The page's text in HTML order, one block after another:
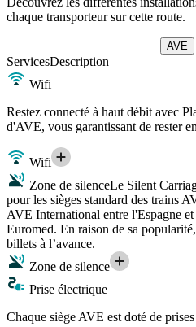
chaque transporteur sur cette route.
AVE
ServicesDescription
Wifi
Restez connecté à haut débit avec
d'AVE, vous garantissant de rester
Wifi
Zone de silenceLe Silent
pour les sièges standard des trains
AVE International entre l'Espagne
Euromed. En raison de sa
billets à l’avance.
Zone de silence
Prise électrique
Chaque siège AVE est doté de